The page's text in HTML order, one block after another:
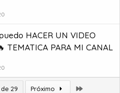
HACER UN VIDEO
TEMATICA PARA MI CANAL
29 Próximo